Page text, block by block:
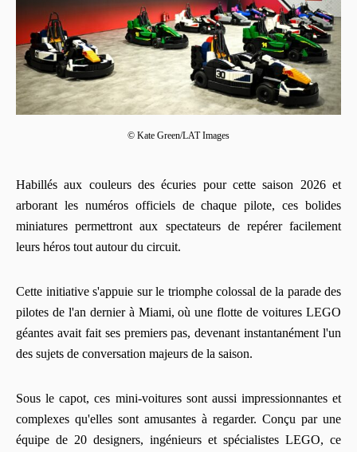
© Kate Green/LAT Images
Habillés aux couleurs des écuries pour cette saison 2026 et
arborant les numéros officiels de chaque pilote, ces bolides
miniatures permettront aux spectateurs de repérer facilement
leurs héros tout autour du circuit.
Cette initiative s'appuie sur le triomphe colossal de la parade des
pilotes de l'an dernier à Miami, où une flotte de voitures LEGO
géantes avait fait ses premiers pas, devenant instantanément l'un
des sujets de conversation majeurs de la saison.
Sous le capot, ces mini-voitures sont aussi impressionnantes et
complexes qu'elles sont amusantes à regarder. Conçu par une
équipe de 20 designers, ingénieurs et spécialistes LEGO, ce